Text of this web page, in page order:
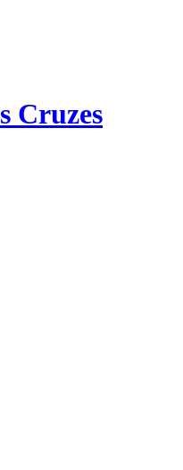
Cruzes